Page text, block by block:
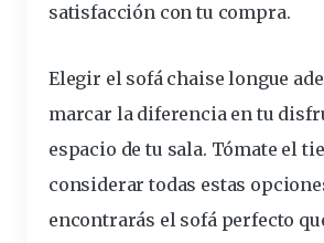
satisfacción con tu compra.
Elegir el sofá chaise longue
marcar la diferencia en tu
espacio de tu sala. Tómate el
considerar todas estas
encontrarás el sofá perfecto